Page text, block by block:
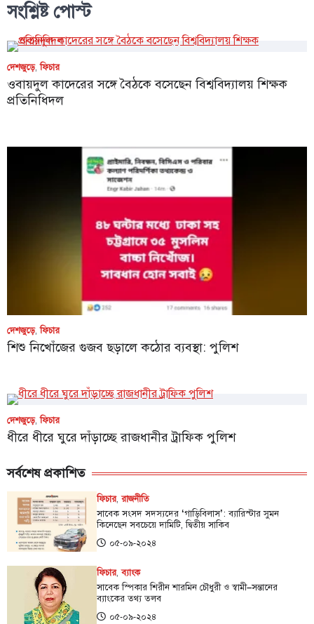
সংশ্লিষ্ট পোস্ট
দেশজুড়ে,ফিচার
ওবায়দুল কাদেরের সঙ্গে বৈঠকে বসেছেন বিশ্ববিদ্যালয় শিক্ষক
প্রতিনিধিদল
দেশজুড়ে,ফিচার
শিশু নিখোঁজের গুজব ছড়ালে কঠোর ব্যবস্থা: পুলিশ
দেশজুড়ে,ফিচার
ধীরে ধীরে ঘুরে দাঁড়াচ্ছে রাজধানীর ট্রাফিক পুলিশ
সর্বশেষ প্রকাশিত
ফিচার,রাজনীতি
সাবেক সংসদ সদস্যদের ‘গাড়িবিলাস’: ব্যারিস্টার সুমন
কিনেছেন সবচেয়ে দামিটি, দ্বিতীয় সাকিব
০৫-০৯-২০২৪
ফিচার,ব্যাংক
সাবেক স্পিকার শিরীন শারমিন চৌধুরী ও স্বামী–সন্তানের
ব্যাংকের তথ্য তলব
০৫-০৯-২০২৪